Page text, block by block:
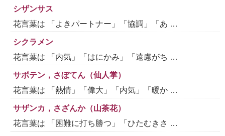
シザンサス
花言葉は 「よきパートナー」「協調」「あ …
シクラメン
花言葉は 「内気」「はにかみ」「遠慮がち …
サボテン，さぼてん（仙人掌）
花言葉は 「熱情」「偉大」「内気」「暖か …
サザンカ，さざんか（山茶花）
花言葉は 「困難に打ち勝つ」「ひたむきさ …